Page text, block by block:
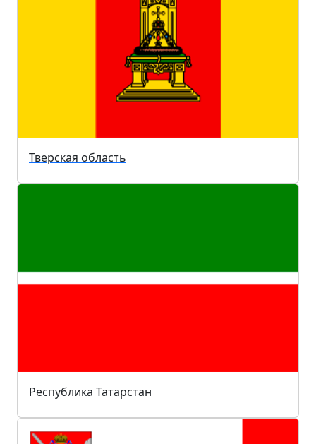
Тверская область
Республика Татарстан